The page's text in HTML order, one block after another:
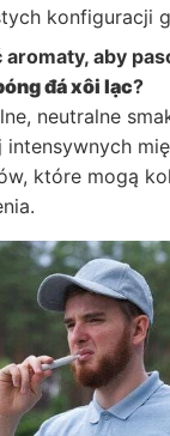
konfiguracji
aby
đá xôi lạc?
neutralne
intensywnych
które mogą